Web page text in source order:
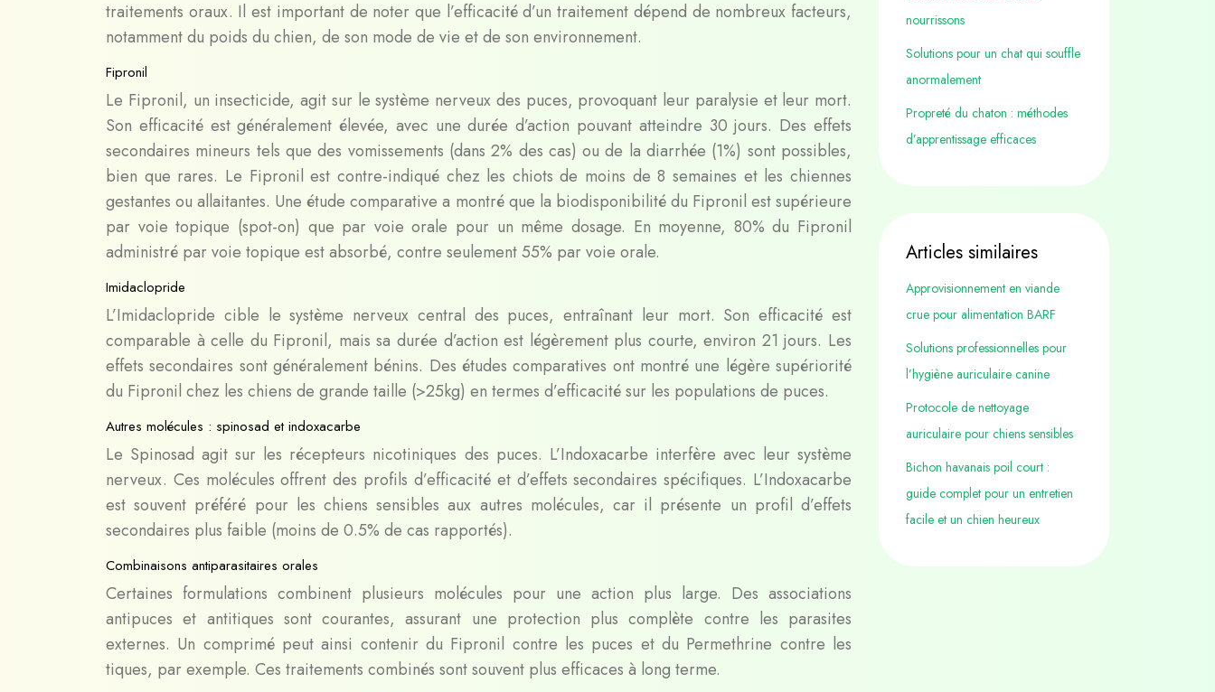
traitements oraux. Il est important de noter que l’efficacité d’un traitement dépend de nombreux facteurs,
notamment du poids du chien, de son mode de vie et de son environnement.
Fipronil
Le Fipronil, un insecticide, agit sur le système nerveux des puces, provoquant leur paralysie et leur mort.
Son efficacité est généralement élevée, avec une durée d’action pouvant atteindre 30 jours. Des effets
secondaires mineurs tels que des vomissements (dans 2% des cas) ou de la diarrhée (1%) sont possibles,
bien que rares. Le Fipronil est contre-indiqué chez les chiots de moins de 8 semaines et les chiennes
gestantes ou allaitantes. Une étude comparative a montré que la biodisponibilité du Fipronil est supérieure
par voie topique (spot-on) que par voie orale pour un même dosage. En moyenne, 80% du Fipronil
administré par voie topique est absorbé, contre seulement 55% par voie orale.
Imidaclopride
L’Imidaclopride cible le système nerveux central des puces, entraînant leur mort. Son efficacité est
comparable à celle du Fipronil, mais sa durée d’action est légèrement plus courte, environ 21 jours. Les
effets secondaires sont généralement bénins. Des études comparatives ont montré une légère supériorité
du Fipronil chez les chiens de grande taille (>25kg) en termes d’efficacité sur les populations de puces.
Autres molécules : spinosad et indoxacarbe
Le Spinosad agit sur les récepteurs nicotiniques des puces. L’Indoxacarbe interfère avec leur système
nerveux. Ces molécules offrent des profils d’efficacité et d’effets secondaires spécifiques. L’Indoxacarbe
est souvent préféré pour les chiens sensibles aux autres molécules, car il présente un profil d’effets
secondaires plus faible (moins de 0.5% de cas rapportés).
Combinaisons antiparasitaires orales
Certaines formulations combinent plusieurs molécules pour une action plus large. Des associations
antipuces et antitiques sont courantes, assurant une protection plus complète contre les parasites
externes. Un comprimé peut ainsi contenir du Fipronil contre les puces et du Permethrine contre les
tiques, par exemple. Ces traitements combinés sont souvent plus efficaces à long terme.
nourrissons
Solutions pour un chat qui souffle
anormalement
Propreté du chaton : méthodes
d’apprentissage efficaces
Articles similaires
Approvisionnement en viande
crue pour alimentation BARF
Solutions professionnelles pour
l’hygiène auriculaire canine
Protocole de nettoyage
auriculaire pour chiens sensibles
Bichon havanais poil court :
guide complet pour un entretien
facile et un chien heureux